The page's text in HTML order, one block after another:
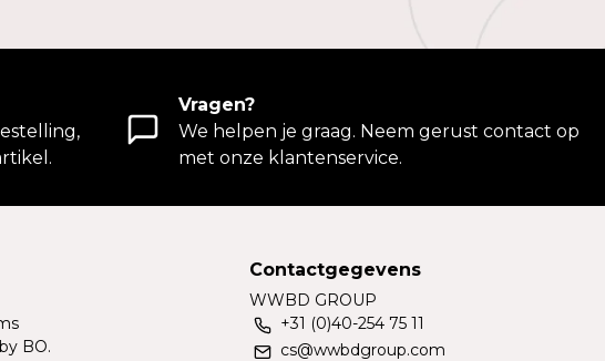
Vragen?
We helpen je graag. Neem gerust contact op
met onze klantenservice.
BO.
Contactgegevens
WWBD GROUP
+31 (0)40-254 75 11
cs@wwbdgroup.com